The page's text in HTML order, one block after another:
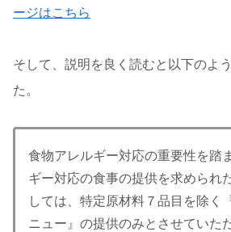
ージはこちら
そして、説明を良く読むと以下のよ
た。
食物アレルギー対応の重要性を踏
ギー対応の食事の提供を求められ
しては、特定原材料７品目を除く
ニュー』の提供のみとさせていた